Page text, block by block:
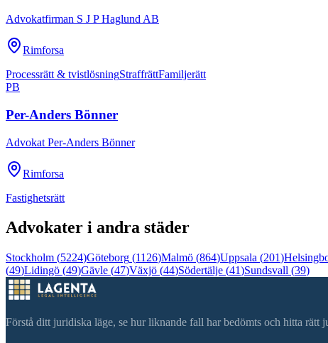
Advokatfirman S J P Haglund AB
Rimforsa
Processrätt & tvistlösningStraffrättFamiljerätt
PB
Per-Anders Bönner
Advokat Per-Anders Bönner
Rimforsa
Fastighetsrätt
Advokater i andra städer
Stockholm (5224)Göteborg (1126)Malmö (864)Uppsala (201)
(49)Lidingö (49)Gävle (47)Växjö (44)Södertälje (41)Sundsvall (39)
Förstå ditt juridiska läge, se hur liknande fall har bedömts och hitta rätt